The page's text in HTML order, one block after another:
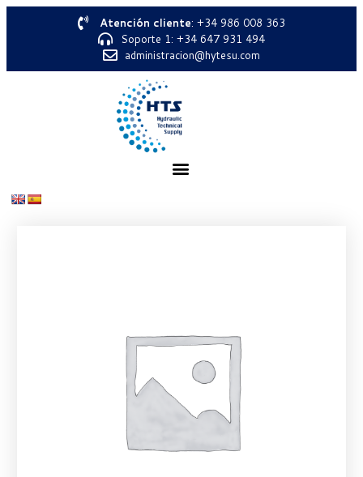
Atención cliente: +34 986 008 363
Soporte 1: +34 647 931 494
administracion@hytesu.com